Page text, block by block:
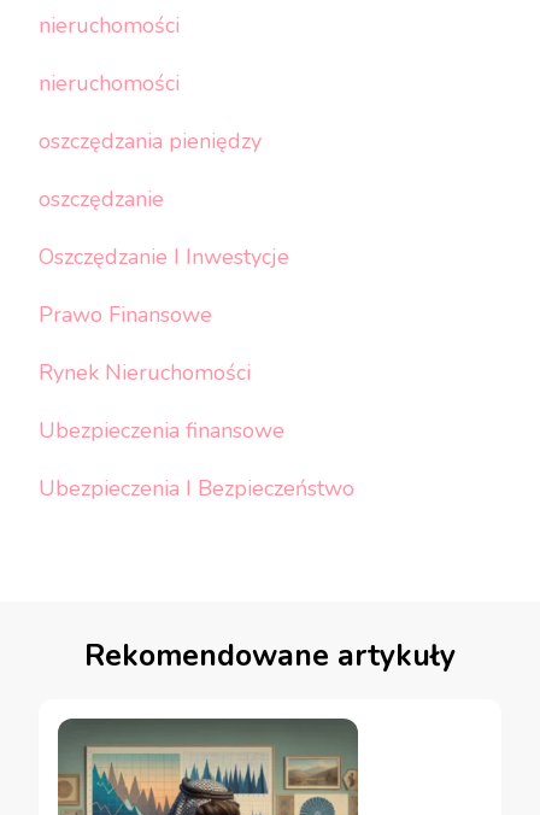
nieruchomości
nieruchomości
oszczędzania pieniędzy
oszczędzanie
Oszczędzanie I Inwestycje
Prawo Finansowe
Rynek Nieruchomości
Ubezpieczenia finansowe
Ubezpieczenia I Bezpieczeństwo
Rekomendowane artykuły